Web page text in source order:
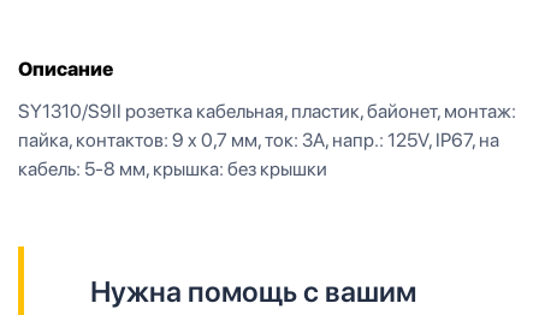
Описание
SY1310/S9II розетка кабельная, пластик, байонет, монтаж:
пайка, контактов: 9 x 0,7 мм, ток: 3А, напр.: 125V, IP67, на
кабель: 5-8 мм, крышка: без крышки
Нужна помощь с вашим